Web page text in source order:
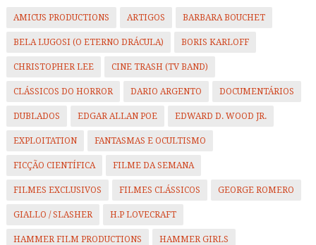
AMICUS PRODUCTIONS ARTIGOS BARBARA BOUCHET
BELA LUGOSI (O ETERNO DRÁCULA) BORIS KARLOFF
CHRISTOPHER LEE CINE TRASH (TV BAND)
CLÁSSICOS DO HORROR DARIO ARGENTO DOCUMENTÁRIOS
DUBLADOS EDGAR ALLAN POE EDWARD D. WOOD JR.
EXPLOITATION FANTASMAS E OCULTISMO
FICÇÃO CIENTÍFICA FILME DA SEMANA
FILMES EXCLUSIVOS FILMES CLÁSSICOS GEORGE ROMERO
GIALLO / SLASHER H.P LOVECRAFT
HAMMER FILM PRODUCTIONS HAMMER GIRLS